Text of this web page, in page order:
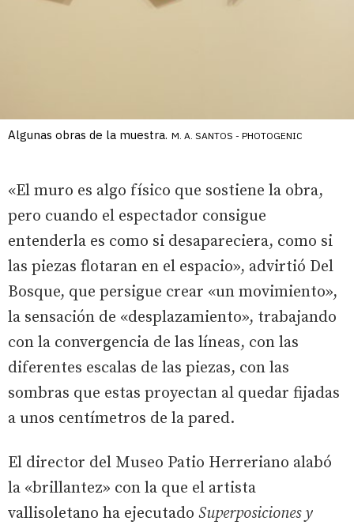
Algunas obras de la muestra. M. A. SANTOS - PHOTOGENIC
«El muro es algo físico que sostiene la obra,
pero cuando el espectador consigue
entenderla es como si desapareciera, como si
las piezas flotaran en el espacio», advirtió Del
Bosque, que persigue crear «un movimiento»,
la sensación de «desplazamiento», trabajando
con la convergencia de las líneas, con las
diferentes escalas de las piezas, con las
sombras que estas proyectan al quedar fijadas
a unos centímetros de la pared.
El director del Museo Patio Herreriano alabó
la «brillantez» con la que el artista
vallisoletano ha ejecutado Superposiciones y